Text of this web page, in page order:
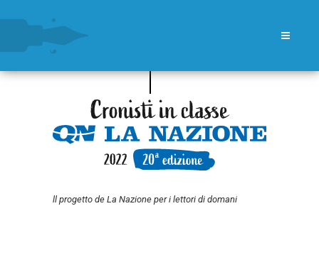
ll progetto de La Nazione per i lettori di domani